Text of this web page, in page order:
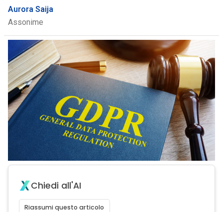
Aurora Saija
Assonime
Chiedi all'AI
Riassumi questo articolo